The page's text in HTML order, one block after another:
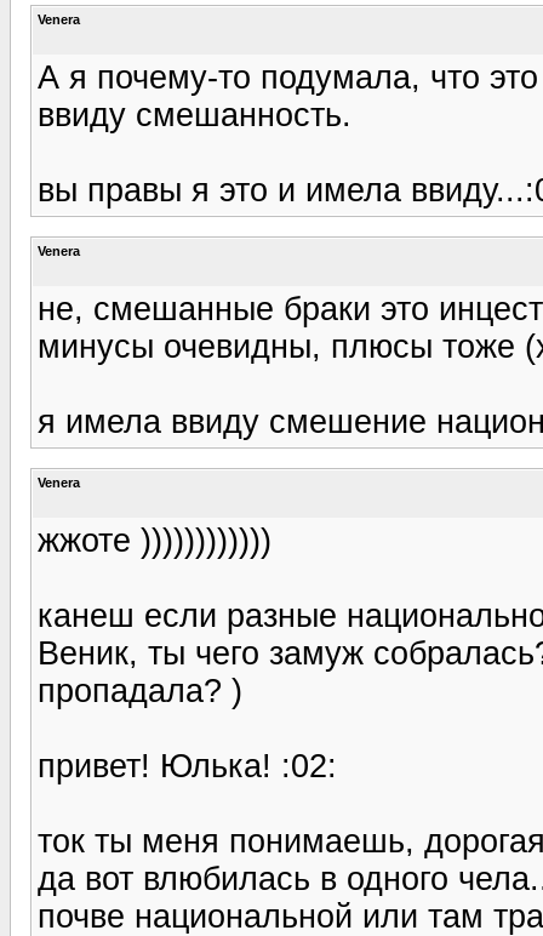
Venera
А я почему-то подумала, что
ввиду смешанность.
вы правы я это и имела
Venera
не, смешанные браки это
минусы очевидны, плюсы тоже
я имела ввиду смешение
Venera
жжоте ))))))))))))
канеш если разные
Веник, ты чего замуж
пропадала? )
привет! Юлька! :02:
ток ты меня понимаешь,
да вот влюбилась в одного
почве национальной или там